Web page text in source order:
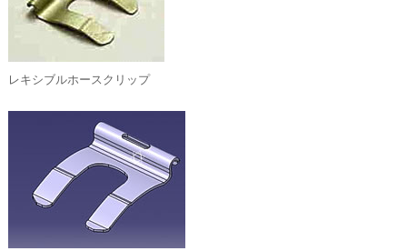
レキシブルホースクリップ